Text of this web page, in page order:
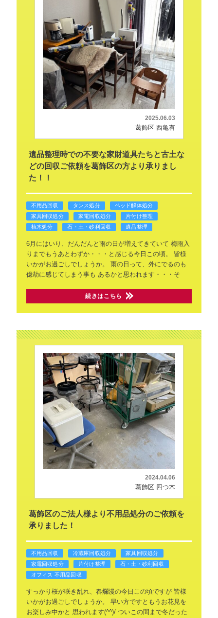
2025.06.03
葛飾区 西亀有
遺品整理時での不要な家財道具たちと古土な
どの回収ご依頼を葛飾区の方より承りまし
た！！
不用品回収 タンス処分
ベッド解体処分
家具回収処分
家電回収処分
片付け整理
植木処分
石・土・砂利回収 遺品整理
6月にはいり、だんだんと雨の日が増えてきていて 梅雨入
りまでもうあとわずか・・・と感じる今日この頃。
皆様
いかがお過ごしでしょうか。
雨の日って、外にでるのも
億劫に感じてしまう事も あるかと思われます・・・そ
続きはこちら
2024.04.06
葛飾区 四つ木
葛飾区のご法人様より不用品処分のご依頼を
承りました！
不用品回収 冷蔵庫回収処分
家具回収処分
家電回収処分
片付け整理
石・土・砂利回収
オフィス 不用品回収
すっかり桜が咲き乱れ、春爛漫の今日この頃ですが皆様
いかがお過ごしでしょうか。
早い方ですともうお花見を
お楽しみ中かと 思われます(^^)/ ついこの間まで冬だった